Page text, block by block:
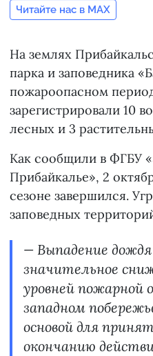
Читайте нас в MAX
На землях
парка и заповедника
пожароопасном
зарегистрировали 10
лесных и 3
Как сообщили в ФГБУ
Прибайкалье», 2
сезоне завершился.
заповедных
— Выпадение дождя
значительное
уровней пожарной
западном
основой для
окончанию